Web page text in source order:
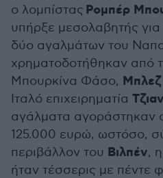
ο λομπίστας Ρομπέρ
υπήρξε μεσολαβητής
δύο αγαλμάτων του
χρηματοδοτήθηκαν από
Μπουρκίνα Φάσο,
Ιταλό επιχειρηματία
αγάλματα αγοράστηκαν
125.000 ευρώ, ωστόσο,
περιβάλλον του Βιλπέν,
ήταν τέσσερις με πέντε